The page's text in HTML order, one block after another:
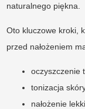
naturalnego piękna.
Oto kluczowe kroki,
przed nałożeniem
oczyszczenie
tonizacja
nałożenie